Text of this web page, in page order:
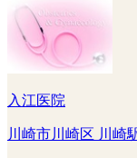
入江医院
川崎市川崎区 川崎